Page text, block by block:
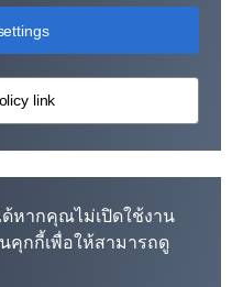
link
หากคุณไม่เปิดใช้งาน
คุกกี้เพื่อให้สามารถดู